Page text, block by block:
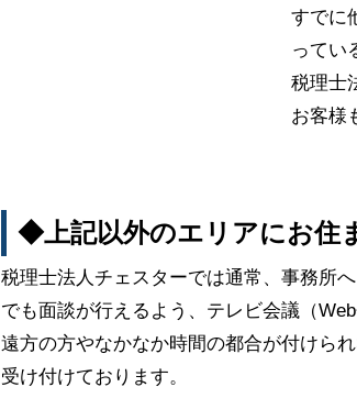
すでに
ってい
税理士
お客様
◆上記以外のエリアにお住
税理士法人チェスターでは通常、事務所
でも面談が行えるよう、テレビ会議（
遠方の方やなかなか時間の都合が付けら
受け付けております。